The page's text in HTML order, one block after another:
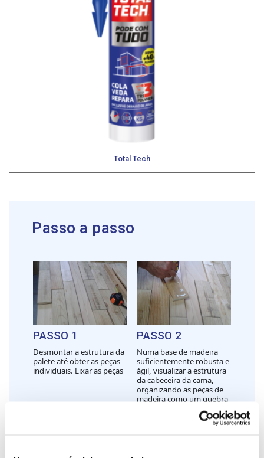
Total Tech
Passo a passo
PASSO 1
Desmontar a estrutura da
palete até obter as peças
individuais. Lixar as peças
PASSO 2
Numa base de madeira
suficientemente robusta e
ágil, visualizar a estrutura
da cabeceira da cama,
organizando as peças de
madeira como um quebra-